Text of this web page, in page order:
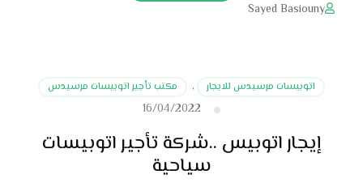
Sayed Basiouny
اتوبيسات مرسيدس للايجار , مكتب تأجير اتوبيسات مرسيدس
16/04/2022
إيجار اتوبيس ..شركة تأجير اتوبيسات
سياحية